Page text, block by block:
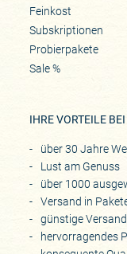
Feinkost
Subskriptionen
Probierpakete
Sale %
IHRE VORTEILE
über 30 Jahre
Lust am Genuss
über 1000
Versand in
günstige
hervorragendes